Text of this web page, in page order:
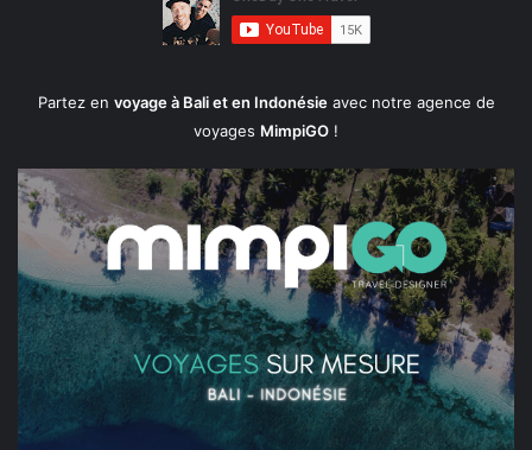
Partez en voyage à Bali et en Indonésieavec notre agence de
voyages MimpiGO !